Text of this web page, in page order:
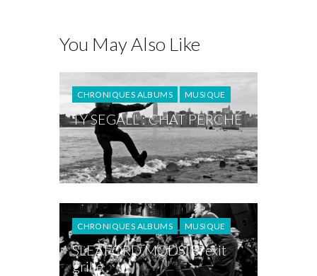
You May Also Like
CHRONIQUES ALBUMS MUSIQUE
TY SEGALL : CHAT PERCHÉ
CHRONIQUES ALBUMS MUSIQUE
SLEAFORD MODS, Brexit
grillé